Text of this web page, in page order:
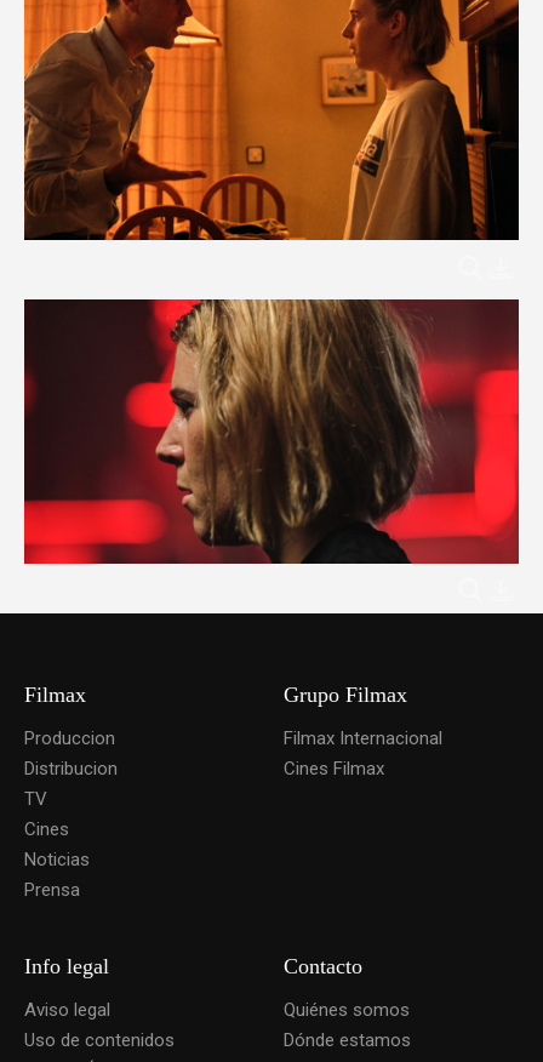
Filmax
Produccion
Distribucion
TV
Cines
Noticias
Prensa
Grupo Filmax
Filmax Internacional
Cines Filmax
Info legal
Aviso legal
Uso de contenidos
Contacto
Quiénes somos
Dónde estamos